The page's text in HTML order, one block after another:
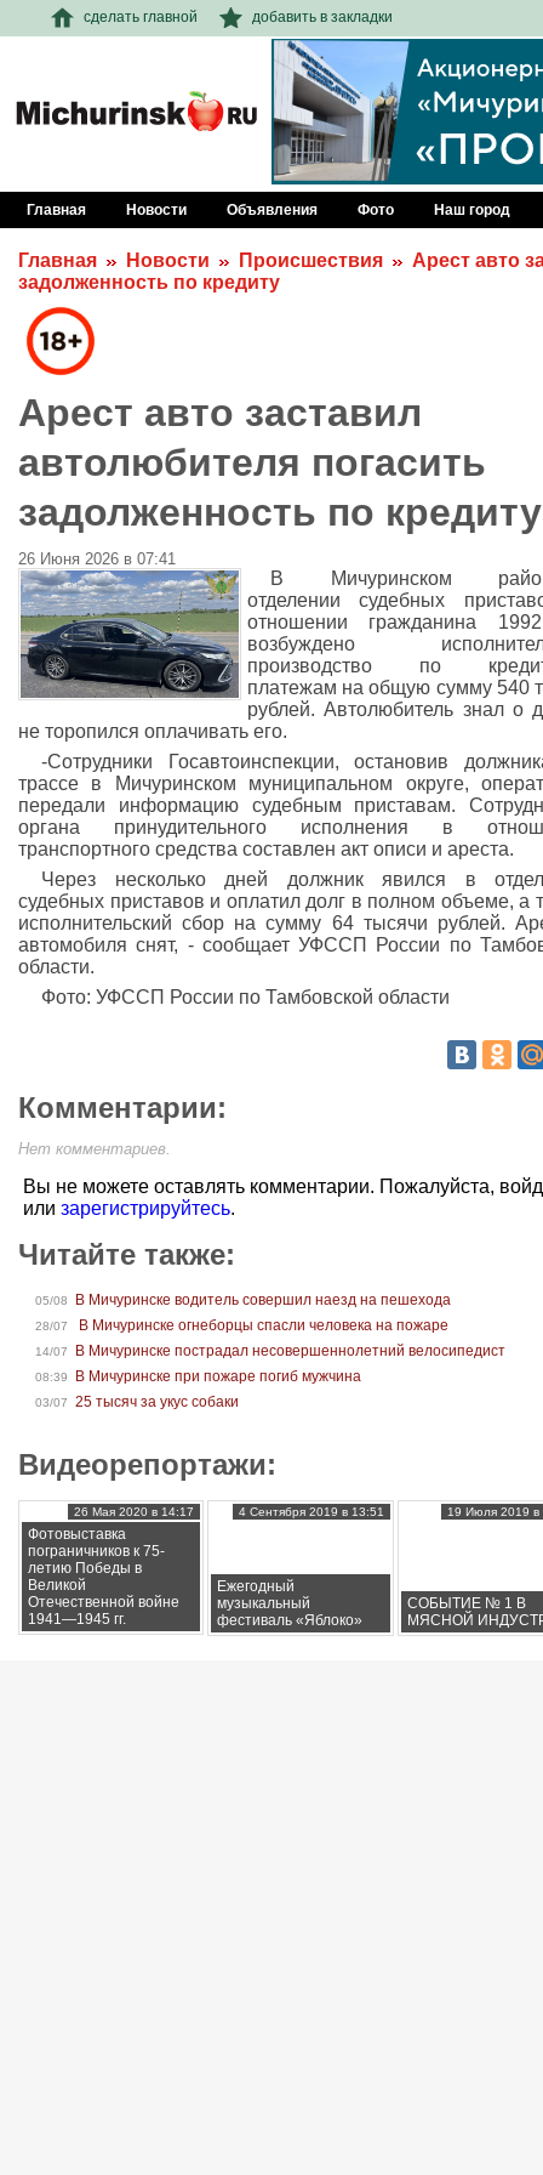
сделать главной добавить в закладки
Главная Новости Объявления Фото Наш город
Главная Новости Происшествия
Арест авто
задолженность по кредиту
Арест авто заставил
автолюбителя погасить
задолженность по кредиту
26 Июня 2026 в 07:41
В Мичуринском
отделении судебных
отношении гражданина
возбуждено
производство по
платежам на общую сумму 540
рублей. Автолюбитель знал о
не торопился оплачивать его.
-Сотрудники Госавтоинспекции, остановив
трассе в Мичуринском муниципальном округе,
передали информацию судебным приставам.
органа принудительного исполнения в
транспортного средства составлен акт описи и ареста.
Через несколько дней должник явился в
судебных приставов и оплатил долг в полном объеме, а
исполнительский сбор на сумму 64 тысячи рублей.
автомобиля снят, - сообщает УФССП России по
области.
Фото: УФССП России по Тамбовской области
Комментарии:
Нет комментариев.
Вы не можете оставлять комментарии. Пожалуйста,
или зарегистрируйтесь.
Читайте также:
05/08 В Мичуринске водитель совершил наезд на пешехода
28/07 В Мичуринске огнеборцы спасли человека на пожаре
14/07 В Мичуринске пострадал несовершеннолетний велосипедист
08:39 В Мичуринске при пожаре погиб мужчина
03/07 25 тысяч за укус собаки
Видеорепортажи:
Фотовыставка
пограничников к 75-
летию Победы в
Великой
Отечественной войне
1941—1945 гг.
26 Мая 2020 в 14:17
Ежегодный
музыкальный
фестиваль «Яблоко»
4 Сентября 2019 в 13:51
СОБЫТИЕ № 1 В
МЯСНОЙ
19 Июля 2019 в